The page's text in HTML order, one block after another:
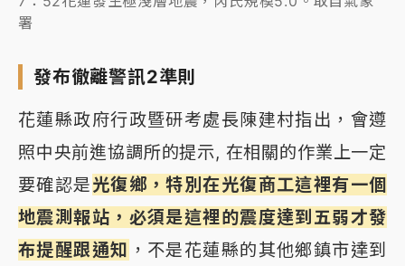
署
發布徹離警訊2準則
花蓮縣政府行政暨研考處長陳建村指出，會遵
照中央前進協調所的提示, 在相關的作業上一定
要確認是光復鄉，特別在光復商工這裡有一個
地震測報站，必須是這裡的震度達到五弱才發
布提醒跟通知 ，不是花蓮縣的其他鄉鎮市達到